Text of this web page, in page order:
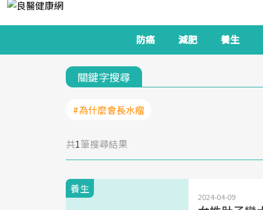
防癌 減肥 養生
關鍵字搜尋
#為什麼會長水瘤
共1筆搜尋結果
養生
2024-04-09